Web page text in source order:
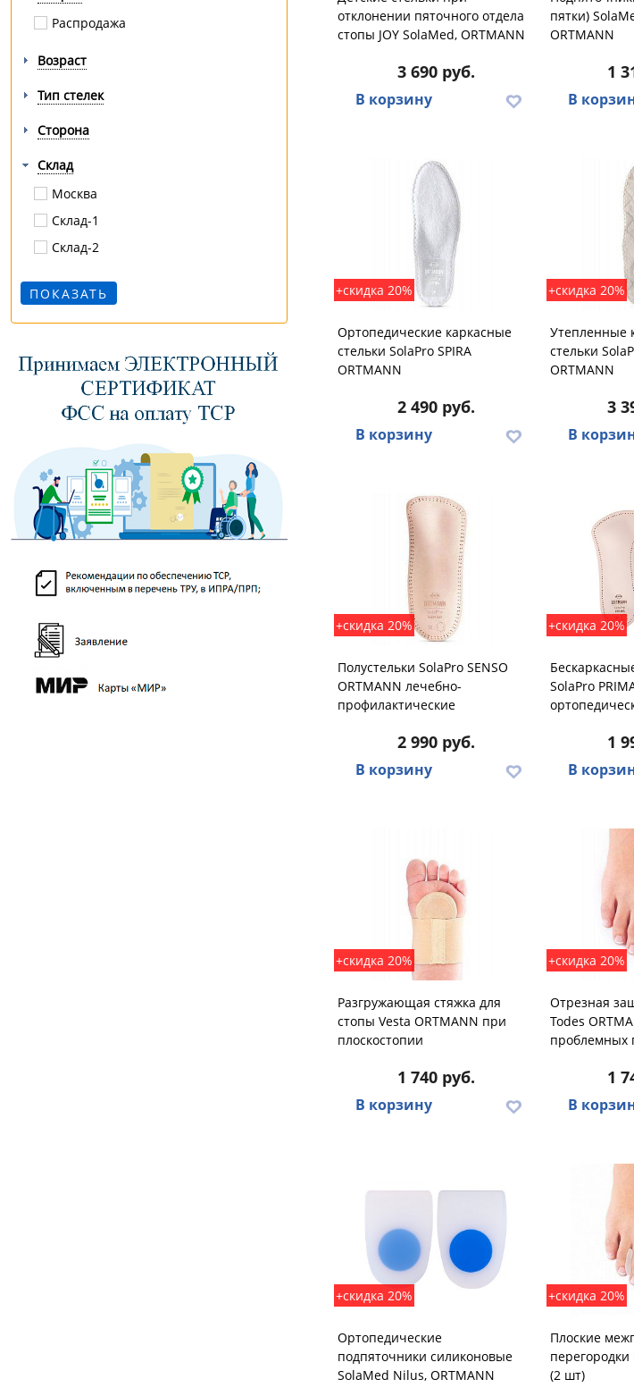
Распродажа
Возраст
Тип стелек
Сторона
Склад
Москва
Склад-1
Склад-2
отклонении пяточного отдела
стопы JOY SolaMed, ORTMANN
3 690 руб.
В корзину
пятки)
ORTMANN
1
В
+скидка 20%
Ортопедические каркасные
стельки SolaPro SPIRA
ORTMANN
2 490 руб.
В корзину
+скидка 20%
Утепленные
стельки
ORTMANN
3
В
+скидка 20%
Полустельки SolaPro SENSO
ORTMANN лечебно-
профилактические
2 990 руб.
В корзину
+скидка 20%
SolaPro
1
В
+скидка 20%
Разгружающая стяжка для
стопы Vesta ORTMANN при
плоскостопии
1 740 руб.
В корзину
+скидка 20%
Отрезная
Todes
проблемных
1
В
+скидка 20%
Ортопедические
подпяточники силиконовые
SolaMed Nilus, ORTMANN
+скидка 20%
Плоские
(2 шт)